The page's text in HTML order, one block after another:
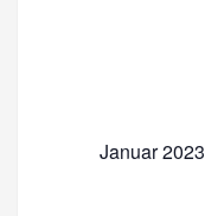
e
Januar 2023